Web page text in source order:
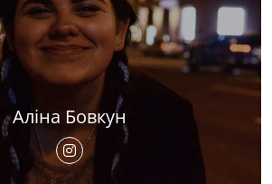
Аліна Бовкун